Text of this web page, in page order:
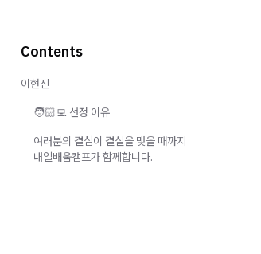
Contents
이현진
🧑🏻‍💻 선정 이유
여러분의 결심이 결실을 맺을 때까지
내일배움캠프가 함께합니다.